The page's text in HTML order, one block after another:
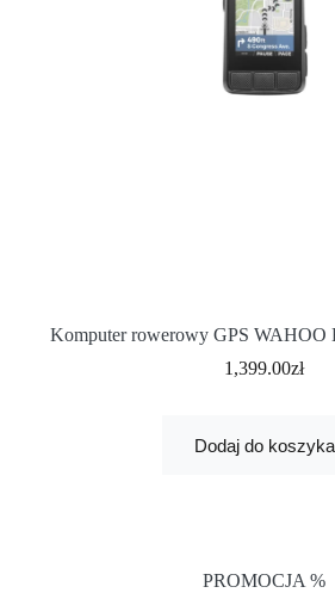
Komputer rowerowy GPS
1,399.00zł
Dodaj do koszyka
PROMOCJA %